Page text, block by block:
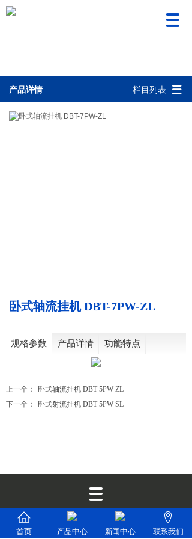
栏目列表
产品详情
卧式轴流挂机 DBT-7PW-ZL
规格参数 产品详情 功能特点
上一个：
卧式轴流挂机 DBT-5PW-ZL
下一个：
卧式射流挂机 DBT-5PW-SL
联系电话：18620023958微信同号
首页 产品中心 新闻中心 联系我们